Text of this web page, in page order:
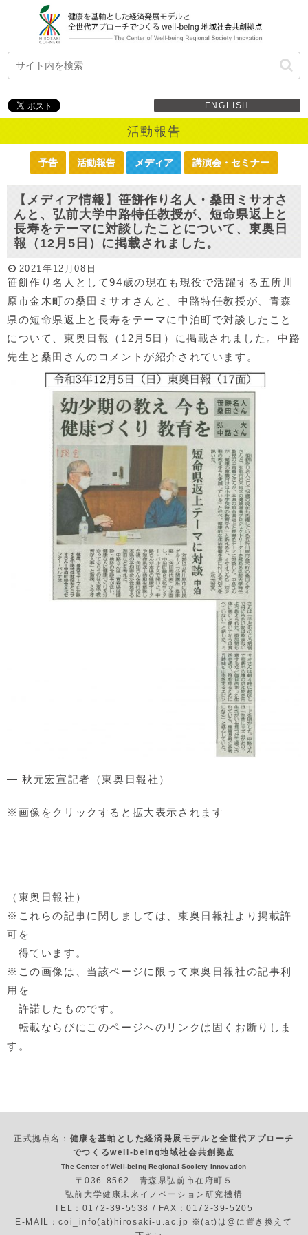
ENGLISH
活動報告
予告 活動報告 メディア 講演会・セミナー
【メディア情報】笹餅作り名人・桑田ミサオさ
んと、弘前大学中路特任教授が、短命県返上と
長寿をテーマに対談したことについて、東奥日
報（12月5日）に掲載されました。
2021年12月08日
笹餅作り名人として94歳の現在も現役で活躍する五所川
原市金木町の桑田ミサオさんと、中路特任教授が、青森
県の短命県返上と長寿をテーマに中泊町で対談したこと
について、東奥日報（12月5日）に掲載されました。中路
先生と桑田さんのコメントが紹介されています。
― 秋元宏宣記者（東奥日報社）
※画像をクリックすると拡大表示されます
（東奥日報社）
※これらの記事に関しましては、東奥日報社より掲載許
可を
得ています。
※この画像は、当該ページに限って東奥日報社の記事利
用を
許諾したものです。
転載ならびにこのページへのリンクは固くお断りしま
す。
正式拠点名： 健康を基軸とした経済発展モデルと全世代アプローチ
でつくるwell-being地域社会共創拠点
The Center of Well-being Regional Society Innovation
〒036-8562 青森県弘前市在府町５
弘前大学健康未来イノベーション研究機構
TEL：0172-39-5538 / FAX：0172-39-5205
E-MAIL：coi_info(at)hirosaki-u.ac.jp ※(at)は@に置き換えて